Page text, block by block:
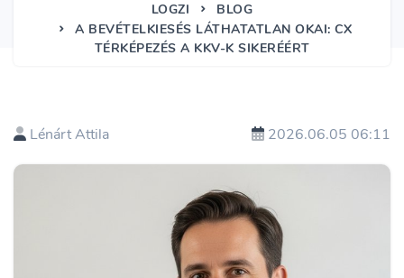
LOGZI
BLOG
A BEVÉTELKIESÉS LÁTHATATLAN OKAI: CX
TÉRKÉPEZÉS A KKV-K SIKERÉÉRT
Lénárt Attila 2026.06.05 06:11